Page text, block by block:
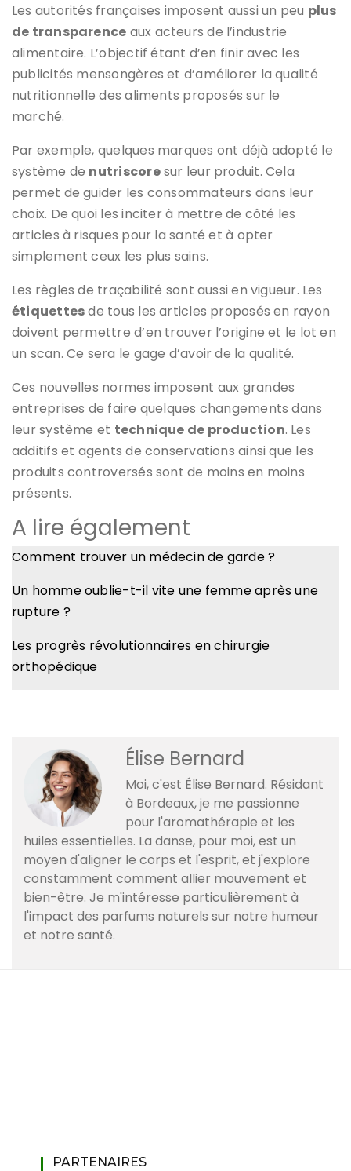
Les autorités françaises imposent aussi un peu plus
de transparence aux acteurs de l’industrie
alimentaire. L’objectif étant d’en finir avec les
publicités mensongères et d’améliorer la qualité
nutritionnelle des aliments proposés sur le
marché.
Par exemple, quelques marques ont déjà adopté le
système de nutriscoresur leur produit. Cela
permet de guider les consommateurs dans leur
choix. De quoi les inciter à mettre de côté les
articles à risques pour la santé et à opter
simplement ceux les plus sains.
Les règles de traçabilité sont aussi en vigueur. Les
étiquettesde tous les articles proposés en rayon
doivent permettre d’en trouver l’origine et le lot en
un scan. Ce sera le gage d’avoir de la qualité.
Ces nouvelles normes imposent aux grandes
entreprises de faire quelques changements dans
leur système et technique de production. Les
additifs et agents de conservations ainsi que les
produits controversés sont de moins en moins
présents.
A lire également
Comment trouver un médecin de garde ?
Un homme oublie-t-il vite une femme après une
rupture ?
Les progrès révolutionnaires en chirurgie
orthopédique
Élise Bernard
Moi, c'est Élise Bernard. Résidant
à Bordeaux, je me passionne
pour l'aromathérapie et les
huiles essentielles. La danse, pour moi, est un
moyen d'aligner le corps et l'esprit, et j'explore
constamment comment allier mouvement et
bien-être. Je m'intéresse particulièrement à
l'impact des parfums naturels sur notre humeur
et notre santé.
PARTENAIRES